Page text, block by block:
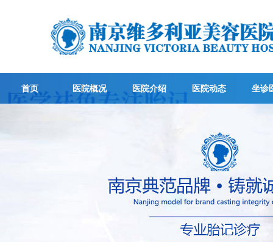
首页 医院概况 医院介绍 医院动态 坐诊